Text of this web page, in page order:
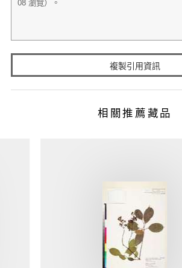
複製引用資訊
相關推薦藏品